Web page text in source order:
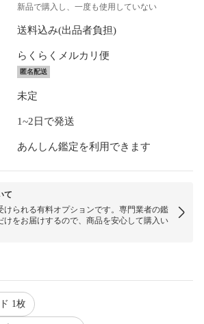
新品で購入し、一度も使用していない
送料込み(出品者負担)
らくらくメルカリ便
匿名配送
未定
1~2日で発送
あんしん鑑定を利用できます
て
けられる有料オプションです。専門業者の鑑
けをお届けするので、商品を安心して購入い
1枚